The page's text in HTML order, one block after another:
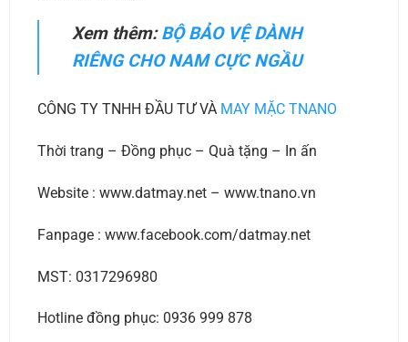
Xem thêm:BỘ BẢO VỆ DÀNH
RIÊNG CHO NAM CỰC NGẦU
CÔNG TY TNHH ĐẦU TƯ VÀ MAY MẶC TNANO
Thời trang – Đồng phục – Quà tặng – In ấn
Website : www.datmay.net – www.tnano.vn
Fanpage : www.facebook.com/datmay.net
MST: 0317296980
Hotline đồng phục: 0936 999 878